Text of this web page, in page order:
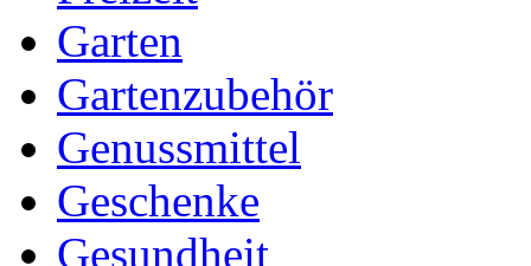
Garten
Gartenzubehör
Genussmittel
Geschenke
Gesundheit